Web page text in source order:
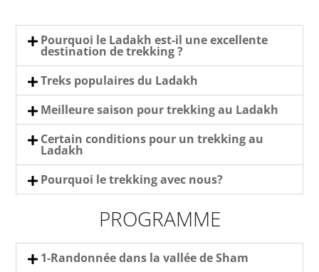
Pourquoi le Ladakh est-il une excellente
destination de trekking ?
Treks populaires du Ladakh
Meilleure saison pour trekking au Ladakh
Certain conditions pour un trekking au
Ladakh
Pourquoi le trekking avec nous?
PROGRAMME
1-Randonnée dans la vallée de Sham